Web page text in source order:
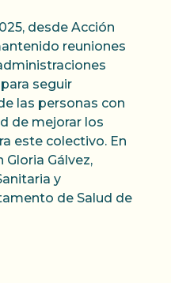
desde Acción
reuniones
seguir
las personas con
de mejorar los
este colectivo. En
Gálvez,
y
de Salud de